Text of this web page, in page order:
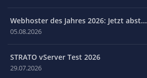
Webhoster des Jahres 2026: Jetzt abst...
05.08.2026
STRATO vServer Test 2026
29.07.2026